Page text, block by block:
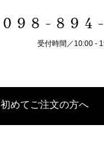
098-
受付時間／10:00 -
初めてご注文の方へ